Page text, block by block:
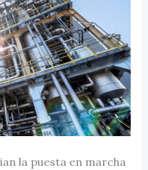
la puesta en marcha